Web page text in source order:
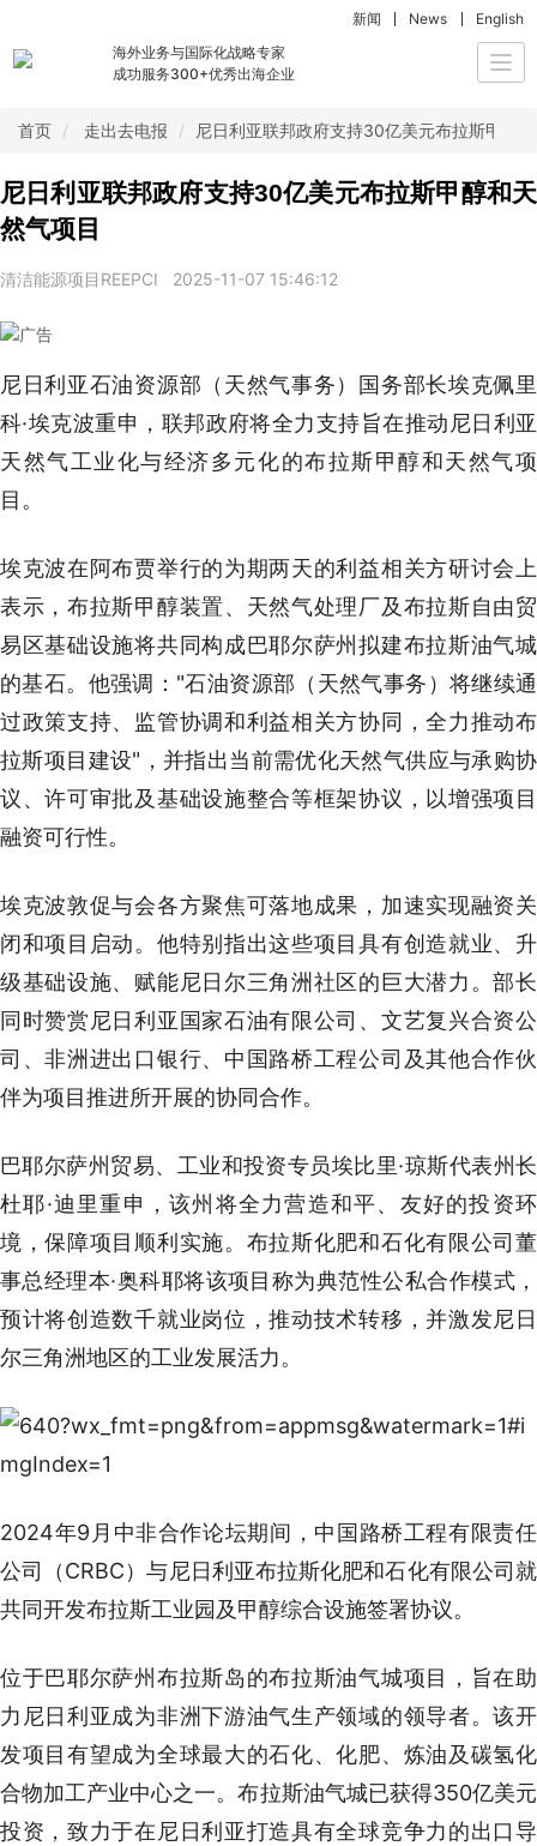
海外业务与国际化战略专家
成功服务300+优秀出海企业
新闻 News English
首页 走出去电报 尼日利亚联邦政府支持30亿美元布拉斯甲醇
尼日利亚联邦政府支持30亿美元布拉斯甲醇和天
然气项目
清洁能源项目REEPCI 2025-11-07 15:46:12
尼日利亚石油资源部（天然气事务）国务部长埃克佩里
科·埃克波重申，联邦政府将全力支持旨在推动尼日利亚
天然气工业化与经济多元化的布拉斯甲醇和天然气项
目。
埃克波在阿布贾举行的为期两天的利益相关方研讨会上
表示，布拉斯甲醇装置、天然气处理厂及布拉斯自由贸
易区基础设施将共同构成巴耶尔萨州拟建布拉斯油气城
的基石。他强调："石油资源部（天然气事务）将继续通
过政策支持、监管协调和利益相关方协同，全力推动布
拉斯项目建设"，并指出当前需优化天然气供应与承购协
议、许可审批及基础设施整合等框架协议，以增强项目
融资可行性。
埃克波敦促与会各方聚焦可落地成果，加速实现融资关
闭和项目启动。他特别指出这些项目具有创造就业、升
级基础设施、赋能尼日尔三角洲社区的巨大潜力。部长
同时赞赏尼日利亚国家石油有限公司、文艺复兴合资公
司、非洲进出口银行、中国路桥工程公司及其他合作伙
伴为项目推进所开展的协同合作。
巴耶尔萨州贸易、工业和投资专员埃比里·琼斯代表州长
杜耶·迪里重申，该州将全力营造和平、友好的投资环
境，保障项目顺利实施。布拉斯化肥和石化有限公司董
事总经理本·奥科耶将该项目称为典范性公私合作模式，
预计将创造数千就业岗位，推动技术转移，并激发尼日
尔三角洲地区的工业发展活力。
2024年9月中非合作论坛期间，中国路桥工程有限责任
公司（CRBC）与尼日利亚布拉斯化肥和石化有限公司就
共同开发布拉斯工业园及甲醇综合设施签署协议。
位于巴耶尔萨州布拉斯岛的布拉斯油气城项目，旨在助
力尼日利亚成为非洲下游油气生产领域的领导者。该开
发项目有望成为全球最大的石化、化肥、炼油及碳氢化
合物加工产业中心之一。布拉斯油气城已获得350亿美元
投资，致力于在尼日利亚打造具有全球竞争力的出口导